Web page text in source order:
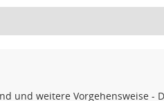
und weitere Vorgehensweise